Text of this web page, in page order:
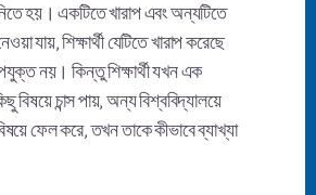
হয়। একটিতে খারাপ এবং অন্যটিতে
যায়, শিক্ষার্থী যেটিতে খারাপ করেছে
নয়। কিন্তু শিক্ষার্থী যখন এক
বিষয়ে চান্স পায়, অন্য বিশ্ববিদ্যালয়ে
ফেল করে, তখন তাকে কীভাবে ব্যাখ্যা